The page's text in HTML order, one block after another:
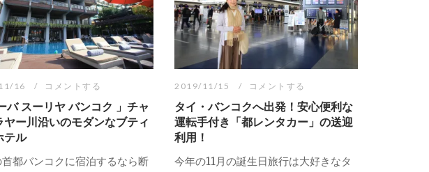
16 コメントする
バ スーリヤ バンコク 」チャ
ヤー川沿いのモダンなブティ
テル
首都バンコクに宿泊するなら断
2019/11/15 コメントする
タイ・バンコクへ出発！安心便利な
運転手付き「都レンタカー」の送迎
利用！
今年の11月の誕生日旅行は大好きなタ